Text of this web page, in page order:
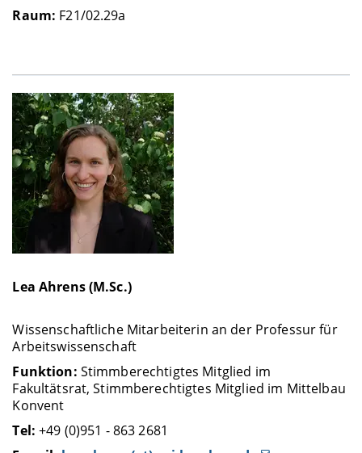
Raum: F21/02.29a
Lea Ahrens (M.Sc.)
Wissenschaftliche Mitarbeiterin an der Professur für
Arbeitswissenschaft
Funktion: Stimmberechtigtes Mitglied im
Fakultätsrat, Stimmberechtigtes Mitglied im Mittelbau
Konvent
Tel:+49 (0)951 - 863 2681